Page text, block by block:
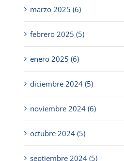
marzo 2025 (6)
febrero 2025 (5)
enero 2025 (6)
diciembre 2024 (5)
noviembre 2024 (6)
octubre 2024 (5)
septiembre 2024 (5)